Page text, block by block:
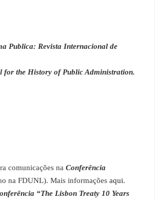
Publica: Revista Internacional de
for the History of Public Administration.
comunicações na Conferência
na FDUNL). Mais informações aqui.
“The Lisbon Treaty 10 Years